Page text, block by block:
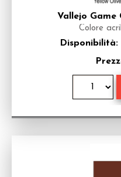
Vallejo Game
Colore
Disponibilità: